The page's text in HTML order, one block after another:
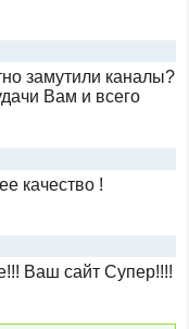
замутили каналы?
Вам и всего
качество !
Ваш сайт Супер!!!!